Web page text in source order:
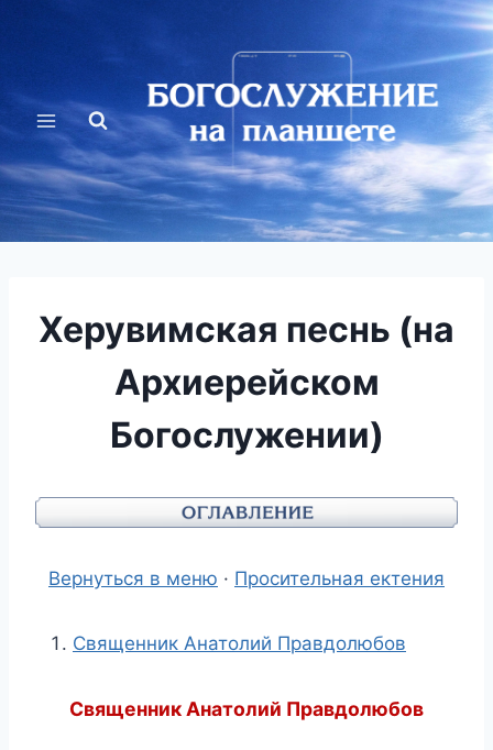
Херувимская песнь (на
Архиерейском
Богослужении)
Вернуться в меню · Просительная ектения
Священник Анатолий Правдолюбов
Священник Анатолий Правдолюбов